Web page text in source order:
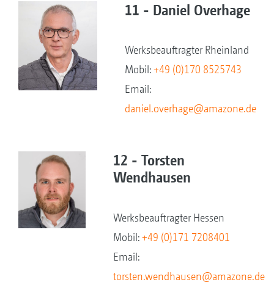
11 - Daniel Overhage
Werksbeauftragter Rheinland
Mobil:+49 (0)170 8525743
Email:
daniel.overhage@amazone.de
12 - Torsten
Wendhausen
Werksbeauftragter Hessen
Mobil:+49 (0)171 7208401
Email:
torsten.wendhausen@amazone.de